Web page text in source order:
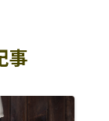
274-0757
浦市
事